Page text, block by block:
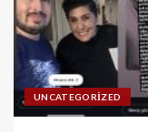
UNCATEGORIZED